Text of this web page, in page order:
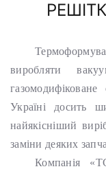
виробляти
Україні досить
найякісніший
заміни деяких
Компанія